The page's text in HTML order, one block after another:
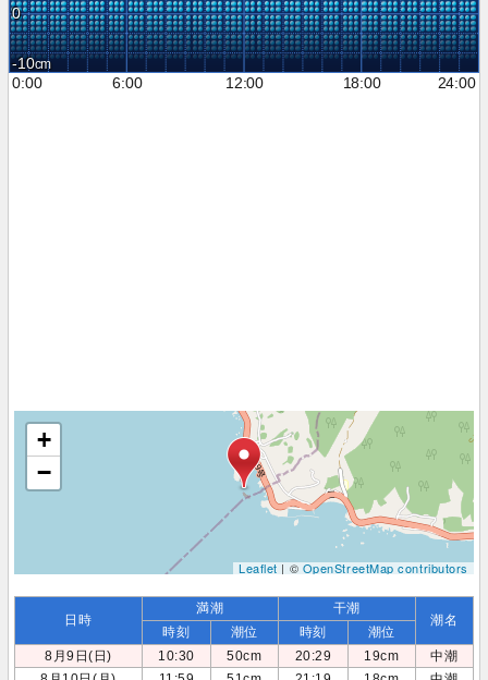
0
-10
0:00
6:00 12:00 18:00 24:00
+
−
Leaflet| ©OpenStreetMap contributors
日時
満潮 干潮
潮名
時刻 潮位 時刻
潮位
8月9日(日)
10:30 50cm 20:29 19cm
中潮